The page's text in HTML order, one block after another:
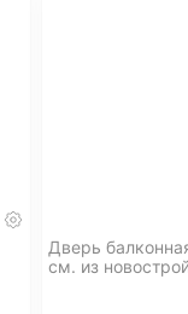
Дверь
см. из